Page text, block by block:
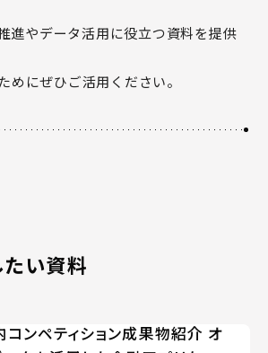
進やデータ活用に役立つ資料を提供
めにぜひご活用ください。
い資料
ンペティション成果物紹介 オ